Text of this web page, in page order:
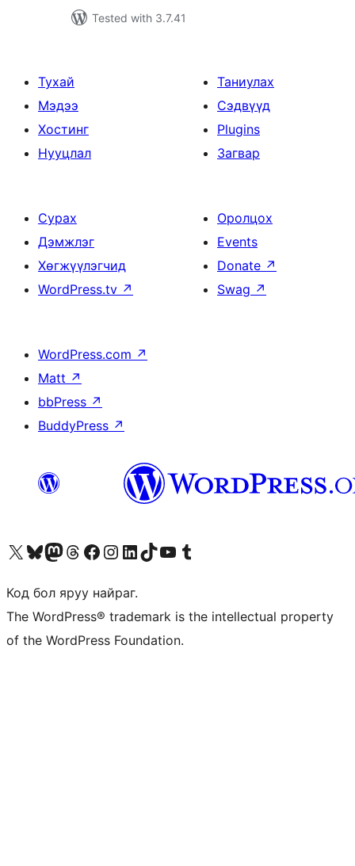
Tested with 3.7.41
Тухай
Мэдээ
Хостинг
Нууцлал
Таниулах
Сэдвүүд
Plugins
Загвар
Сурах
Дэмжлэг
Хөгжүүлэгчид
WordPress.tv ↗
Оролцох
Events
Donate ↗
Swag ↗
WordPress.com ↗
Matt ↗
bbPress ↗
BuddyPress ↗
Visit our X (formerly Twitter) account
Visit our Bluesky account
Visit our Mastodon account
Visit our Threads account
Манай фэйсбүүк хуудсаар зочилно ууМанай Instagram хаягаар зочилно уу Манай LinkedIn хаягаар зочилно ууVisit our TikTok account
Манай YouTube сувгаар зочилно уу Visit our Tumblr account
Код бол яруу найраг.
The WordPress® trademark is the intellectual property
of the WordPress Foundation.